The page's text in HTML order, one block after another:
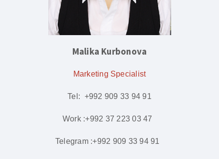
Malika Kurbonova
Marketing Specialist
Tel: +992 909 33 94 91
Work :+992 37 223 03 47
Telegram :+992 909 33 94 91